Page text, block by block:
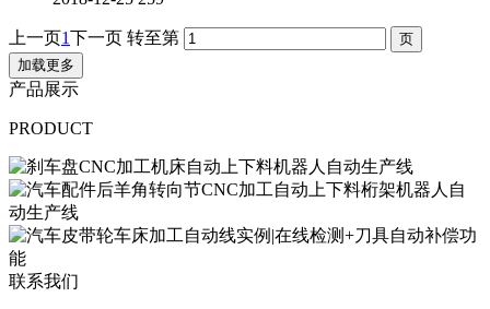
上一页1下一页 转至第
加载更多
产品展示
PRODUCT
联系我们